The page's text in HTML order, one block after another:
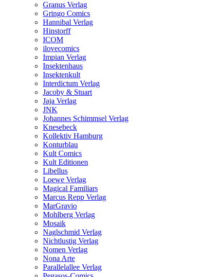
Granus Verlag
Gringo Comics
Hannibal Verlag
Hinstorff
ICOM
ilovecomics
Impian Verlag
Insektenhaus
Insektenkult
Interdictum Verlag
Jacoby & Stuart
Jaja Verlag
JNK
Johannes Schimmsel Verlag
Knesebeck
Kollektiv Hamburg
Konturblau
Kult Comics
Kult Editionen
Libellus
Loewe Verlag
Magical Familiars
Marcus Repp Verlag
MarGravio
Mohlberg Verlag
Mosaik
Naglschmid Verlag
Nichtlustig Verlag
Nomen Verlag
Nona Arte
Parallelallee Verlag